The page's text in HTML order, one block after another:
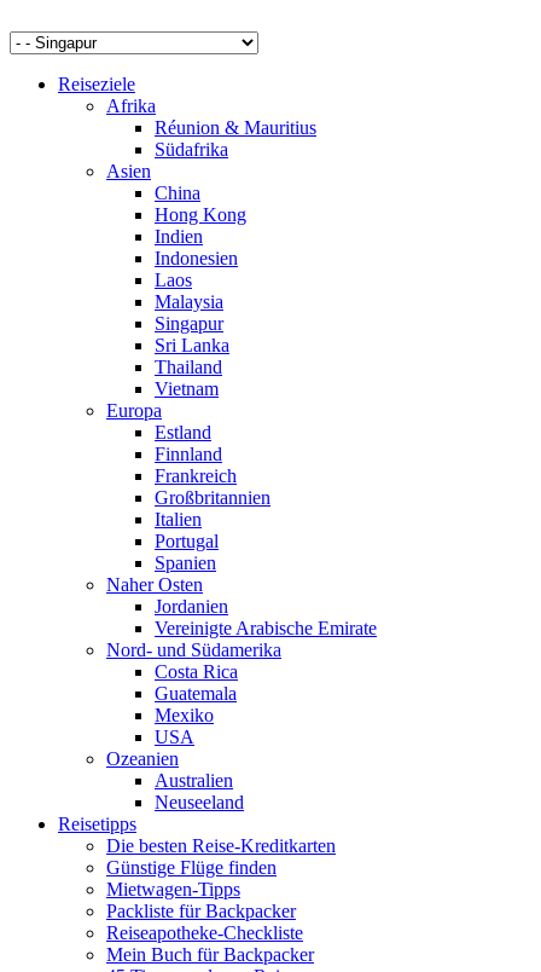
Reiseziele
Afrika
Réunion & Mauritius
Südafrika
Asien
China
Hong Kong
Indien
Indonesien
Laos
Malaysia
Singapur
Sri Lanka
Thailand
Vietnam
Europa
Estland
Finnland
Frankreich
Großbritannien
Italien
Portugal
Spanien
Naher Osten
Jordanien
Vereinigte Arabische Emirate
Nord- und Südamerika
Costa Rica
Guatemala
Mexiko
USA
Ozeanien
Australien
Neuseeland
Reisetipps
Die besten Reise-Kreditkarten
Günstige Flüge finden
Mietwagen-Tipps
Packliste für Backpacker
Reiseapotheke-Checkliste
Mein Buch für Backpacker